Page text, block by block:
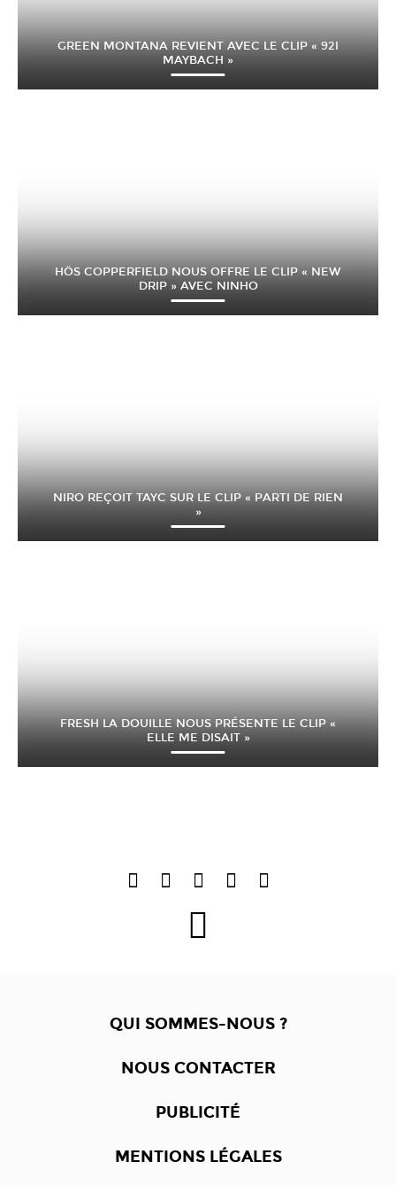
GREEN MONTANA REVIENT AVEC LE CLIP « 92I
MAYBACH »
HÖS COPPERFIELD NOUS OFFRE LE CLIP « NEW
DRIP » AVEC NINHO
NIRO REÇOIT TAYC SUR LE CLIP « PARTI DE RIEN
»
FRESH LA DOUILLE NOUS PRÉSENTE LE CLIP «
ELLE ME DISAIT »
QUI SOMMES-NOUS ?
NOUS CONTACTER
PUBLICITÉ
MENTIONS LÉGALES